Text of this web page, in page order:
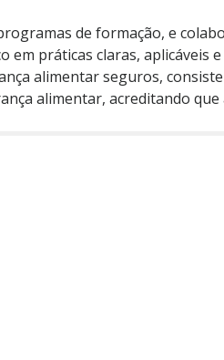
de formação, e
práticas claras, aplicáveis
alimentar seguros,
alimentar, acreditando